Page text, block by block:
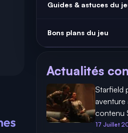
Guides & astuces du
Bons plans du jeu
Actualités
Starfield
aventure
contenu
17 Juillet